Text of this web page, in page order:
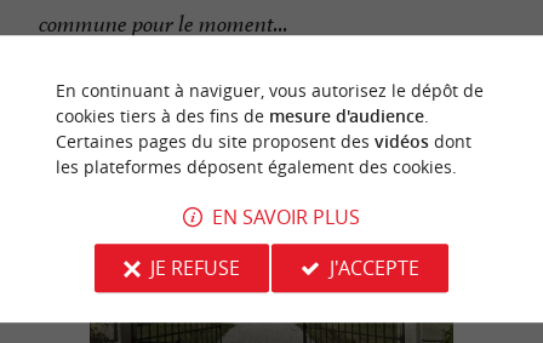
commune pour le moment...
n
o
t
r
e
c
o
u
p
d
e
c
o
e
u
r
En continuant à naviguer, vous autorisez le dépôt de
cookies tiers à des fins de mesure d'audience.
Certaines pages du site proposent des vidéosdont
les plateformes déposent également des cookies.
EN SAVOIR PLUS
JE REFUSE
J'ACCEPTE